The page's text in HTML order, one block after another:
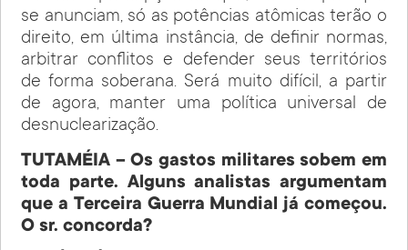
se anunciam, só as potências atômicas terão o
direito, em última instância, de definir normas,
arbitrar conflitos e defender seus territórios
de forma soberana. Será muito difícil, a partir
de agora, manter uma política universal de
desnuclearização.
TUTAMÉIA – Os gastos militares sobem em
toda parte. Alguns analistas argumentam
que a Terceira Guerra Mundial já começou.
O sr. concorda?